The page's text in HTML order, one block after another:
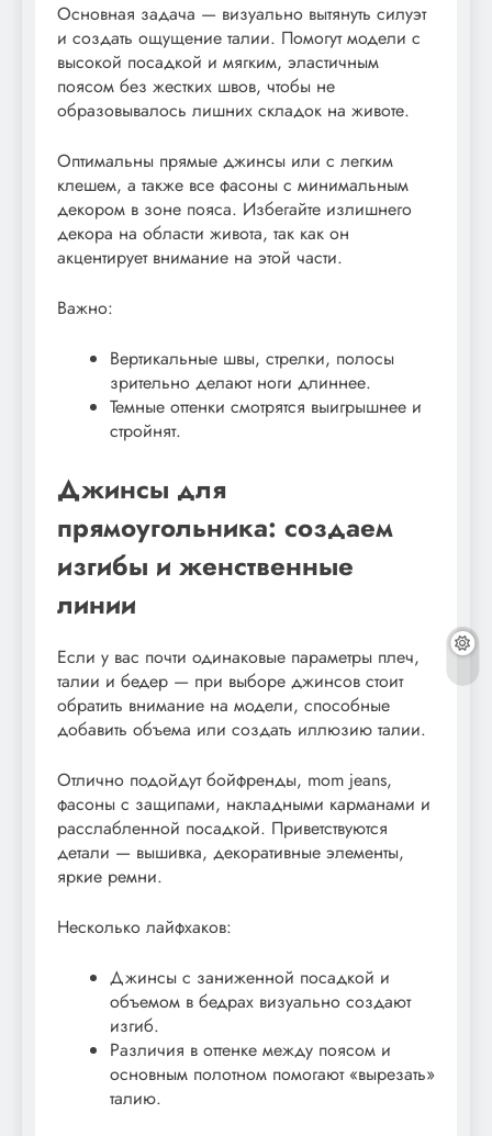
Основная задача — визуально вытянуть силуэт
и создать ощущение талии. Помогут модели с
высокой посадкой и мягким, эластичным
поясом без жестких швов, чтобы не
образовывалось лишних складок на животе.
Оптимальны прямые джинсы или с легким
клешем, а также все фасоны с минимальным
декором в зоне пояса. Избегайте излишнего
декора на области живота, так как он
акцентирует внимание на этой части.
Важно:
Вертикальные швы, стрелки, полосы
зрительно делают ноги длиннее.
Темные оттенки смотрятся выигрышнее и
стройнят.
Джинсы для
прямоугольника: создаем
изгибы и женственные
линии
Если у вас почти одинаковые параметры плеч,
талии и бедер — при выборе джинсов стоит
обратить внимание на модели, способные
добавить объема или создать иллюзию талии.
Отлично подойдут бойфренды, mom jeans,
фасоны с защипами, накладными карманами и
расслабленной посадкой. Приветствуются
детали — вышивка, декоративные элементы,
яркие ремни.
Несколько лайфхаков:
Джинсы с заниженной посадкой и
объемом в бедрах визуально создают
изгиб.
Различия в оттенке между поясом и
основным полотном помогают «вырезать»
талию.